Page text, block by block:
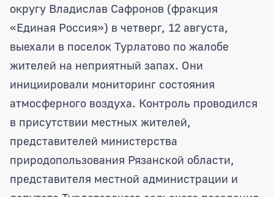
округу Владислав Сафронов (фракция
«Единая Россия») в четверг, 12 августа,
выехали в поселок Турлатово по жалобе
жителей на неприятный запах. Они
инициировали мониторинг состояния
атмосферного воздуха. Контроль проводился
в присутствии местных жителей,
представителей министерства
природопользования Рязанской области,
представителя местной администрации и